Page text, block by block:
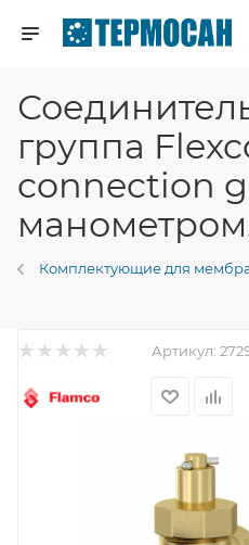
группа
connection
Комплектующие для
Артикул: